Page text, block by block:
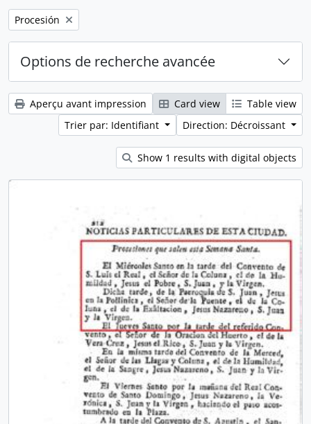
Remove filter:
Procesión
Options de recherche avancée
Aperçu avant impression Card view
Table view
Trier par: Identifiant
Direction: Décroissant
Show 1 results with digital objects